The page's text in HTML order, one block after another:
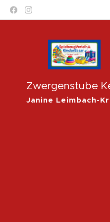
Zwergenstube
Janine Leimbach-